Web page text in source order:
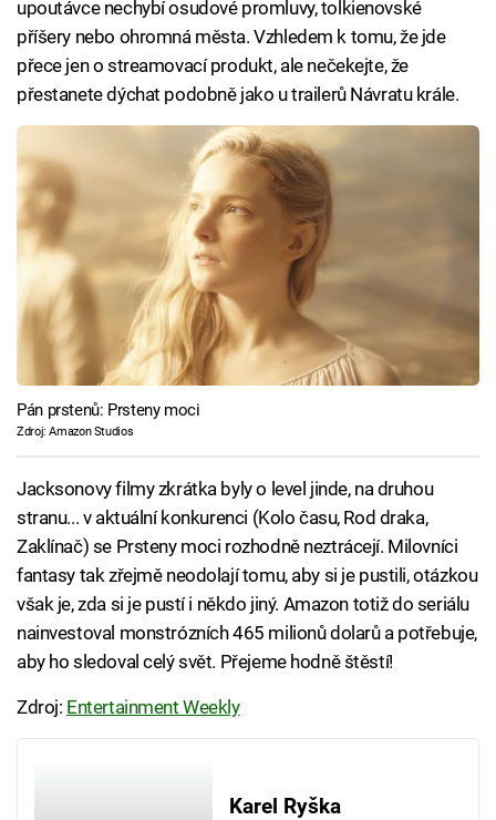
upoutávce nechybí osudové promluvy, tolkienovské
příšery nebo ohromná města. Vzhledem k tomu, že jde
přece jen o streamovací produkt, ale nečekejte, že
přestanete dýchat podobně jako u trailerů Návratu krále.
Pán prstenů: Prsteny moci
Zdroj: Amazon Studios
Jacksonovy filmy zkrátka byly o level jinde, na druhou
stranu... v aktuální konkurenci (Kolo času, Rod draka,
Zaklínač) se Prsteny moci rozhodně neztrácejí. Milovníci
fantasy tak zřejmě neodolají tomu, aby si je pustili, otázkou
však je, zda si je pustí i někdo jiný. Amazon totiž do seriálu
nainvestoval monstrózních 465 milionů dolarů a potřebuje,
aby ho sledoval celý svět. Přejeme hodně štěstí!
Zdroj: Entertainment Weekly
Karel Ryška